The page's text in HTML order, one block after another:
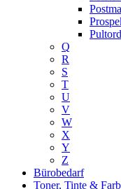
Q
R
S
T
U
V
W
X
Y
Z
Bürobedarf
Toner, Tinte &